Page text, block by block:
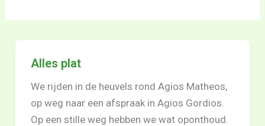
Alles plat
We rijden in de heuvels rond Agios Matheos,
op weg naar een afspraak in Agios Gordios.
Op een stille weg hebben we wat oponthoud.